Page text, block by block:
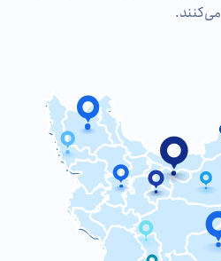
می‌کنند.